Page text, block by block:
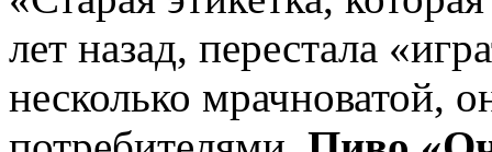
лет назад, перестала
несколько мрачноватой,